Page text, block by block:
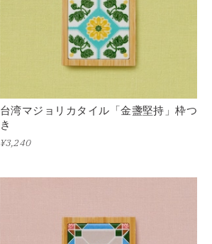
台湾マジョリカタイル「金盞堅持」枠つ
き
¥3,240